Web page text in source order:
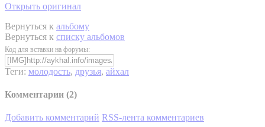
Открыть оригинал
Вернуться к альбому
Вернуться к списку альбомов
Код для вставки на форумы:
Теги: молодость, друзья, айхал
Комментарии (2)
Добавить комментарий RSS-лента комментариев